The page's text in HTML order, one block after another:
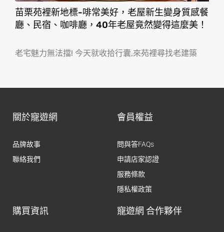
苗栗苑裡新地標-啡常美好，老屋新生變身質感餐
廳、民宿、咖啡廳，40年老屋竟然變得這麼美！
老宅魅力無法擋! 今天就收拾行囊,來苑裡尋找老建築
關於寵遊網
品牌故事
聯絡我們
會員權益
問與答FAQs
申請店家認證
服務條款
隱私權政策
購買資訊 寵遊網 合作夥伴